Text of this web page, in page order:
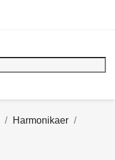
Harmonikaer